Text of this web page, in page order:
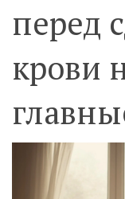
перед
крови